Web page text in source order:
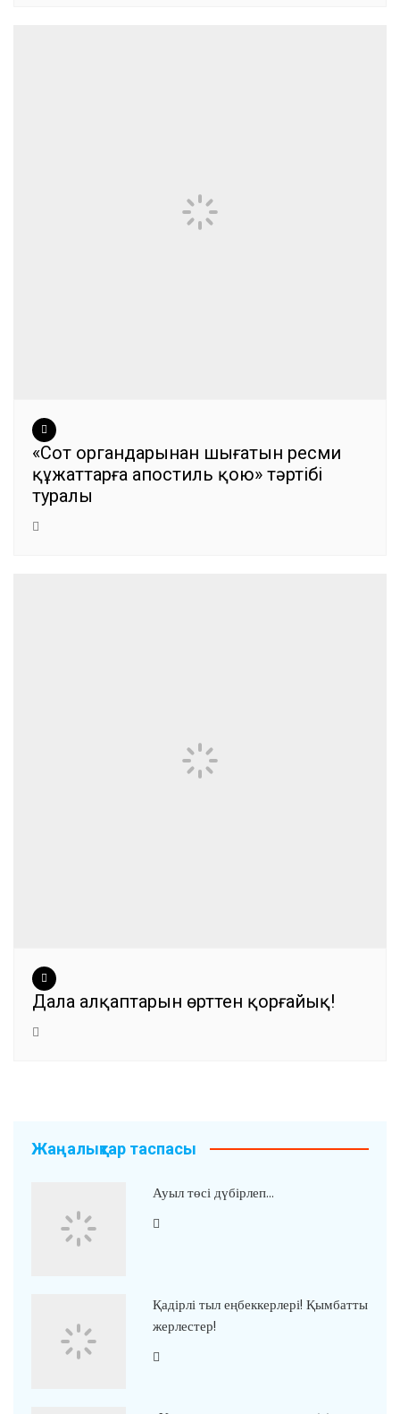
«Сот органдарынан шығатын ресми
құжаттарға апостиль қою» тәртібі
туралы
Дала алқаптарын өрттен қорғайық!
Жаңалықтар таспасы
Ауыл төсі дүбірлеп…
Қадірлі тыл еңбеккерлері! Қымбатты
жерлестер!